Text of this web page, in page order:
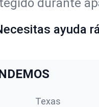
durante
ayuda
Texas